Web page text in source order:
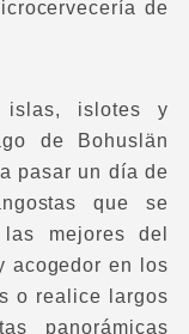
de
islas, islotes y
de Bohuslän
pasar un día de
que se
mejores del
acogedor en los
o realice largos
panorámicas